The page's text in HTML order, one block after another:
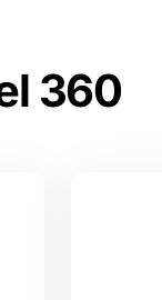
360